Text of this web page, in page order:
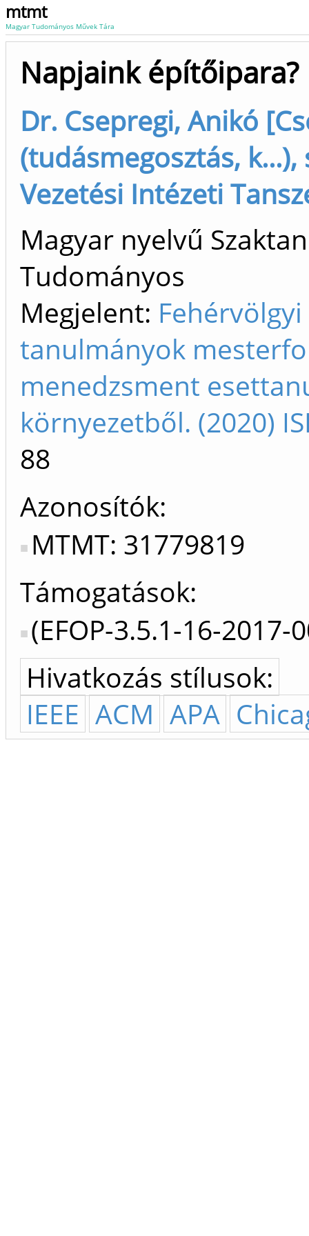
mtmt
Magyar Tudományos Művek Tára
Napjaink építőipara?
Dr. Csepregi, Anikó
(tudásmegosztás, k...),
Vezetési Intézeti
Magyar nyelvű
Tudományos
Megjelent:
tanulmányok
menedzsment
környezetből. (2020)
88
Azonosítók
MTMT: 31779819
Támogatások:
(EFOP-3.5.1-16-2017-
Hivatkozás stílusok:
IEEE ACM APA